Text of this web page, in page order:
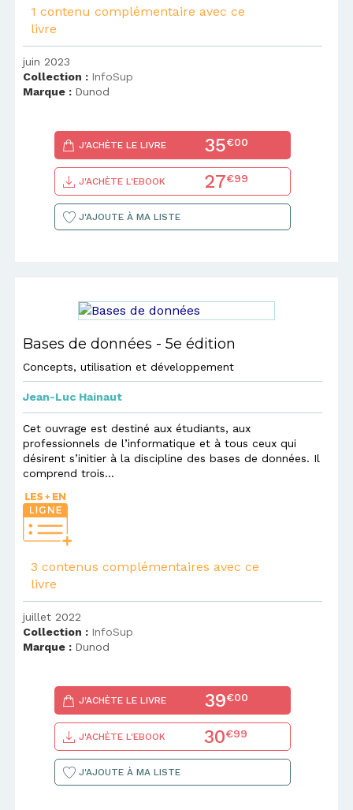
1 contenu complémentaire avec ce
livre
juin 2023
Collection : InfoSup
Marque : Dunod
J'ACHÈTE LE LIVRE 35€00
J'ACHÈTE L'EBOOK 27€99
J'AJOUTE À MA LISTE
Bases de données - 5e édition
Concepts, utilisation et développement
Jean-Luc Hainaut
Cet ouvrage est destiné aux étudiants, aux
professionnels de l’informatique et à tous ceux qui
désirent s’initier à la discipline des bases de données. Il
comprend trois...
3 contenus complémentaires avec ce
livre
juillet 2022
Collection : InfoSup
Marque : Dunod
J'ACHÈTE LE LIVRE 39€00
J'ACHÈTE L'EBOOK 30€99
J'AJOUTE À MA LISTE